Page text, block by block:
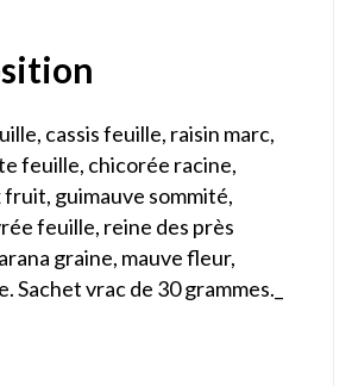
cassis feuille, raisin marc,
feuille, chicorée racine,
guimauve sommité,
feuille, reine des près
graine, mauve fleur,
Sachet vrac de 30 grammes._